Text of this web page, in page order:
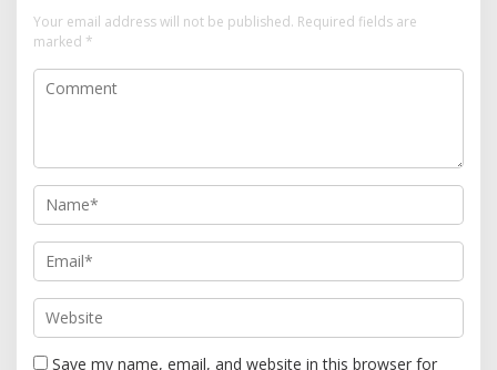
Your email address will not be published. Required fields are
marked *
Save my name, email, and website in this browser for